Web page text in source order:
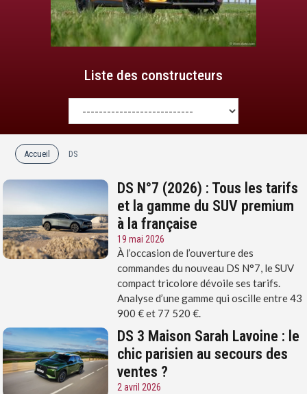
Liste des constructeurs
Accueil DS
DS N°7 (2026) : Tous les tarifs
et la gamme du SUV premium
à la française
19 mai 2026
À l’occasion de l’ouverture des
commandes du nouveau DS N°7, le SUV
compact tricolore dévoile ses tarifs.
Analyse d’une gamme qui oscille entre 43
900 € et 77 520 €.
DS 3 Maison Sarah Lavoine : le
chic parisien au secours des
ventes ?
2 avril 2026